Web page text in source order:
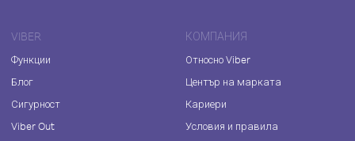
VIBER
Функции
Блог
Сигурност
Viber Out
КОМПАНИЯ
Относно Viber
Център на марката
Кариери
Условия и правила